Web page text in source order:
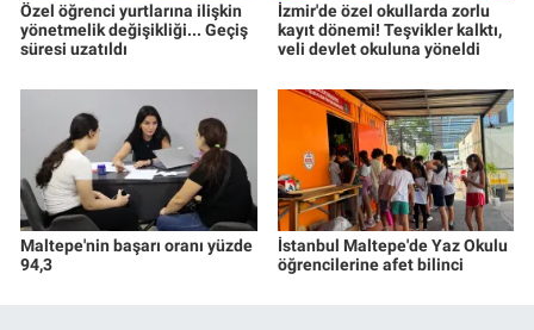
Özel öğrenci yurtlarına ilişkin
yönetmelik değişikliği... Geçiş
süresi uzatıldı
İzmir'de özel okullarda zorlu
kayıt dönemi! Teşvikler kalktı,
veli devlet okuluna yöneldi
Maltepe'nin başarı oranı yüzde
94,3
İstanbul Maltepe'de Yaz Okulu
öğrencilerine afet bilinci